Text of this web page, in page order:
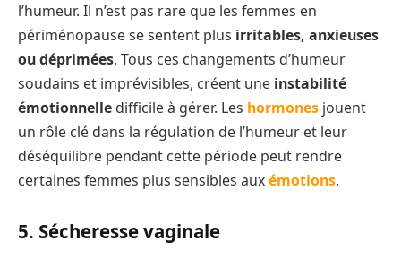
l’humeur. Il n’est pas rare que les femmes en
périménopause se sentent plus irritables, anxieuses
ou déprimées. Tous ces changements d’humeur
soudains et imprévisibles, créent une instabilité
émotionnelle difficile à gérer. Les hormones jouent
un rôle clé dans la régulation de l’humeur et leur
déséquilibre pendant cette période peut rendre
certaines femmes plus sensibles auxémotions.
5. Sécheresse vaginale